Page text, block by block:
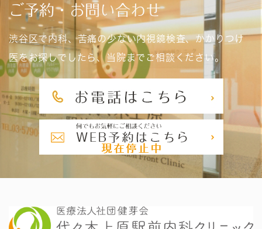
ご予約・お問い合わせ
渋谷区で内科、苦痛の少ない内視鏡検査、かかりつけ
医をお探しでしたら、当院までご相談ください。